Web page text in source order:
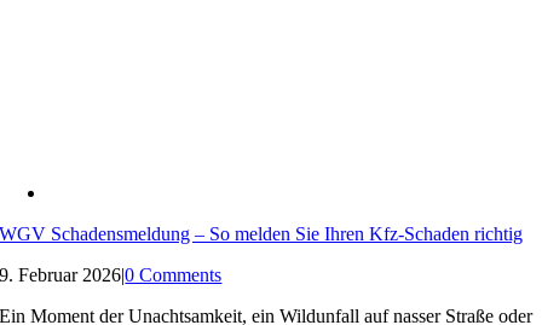
WGV Schadensmeldung – So melden Sie Ihren Kfz-Schaden richtig
9. Februar 2026|0 Comments
Ein Moment der Unachtsamkeit, ein Wildunfall auf nasser Straße oder